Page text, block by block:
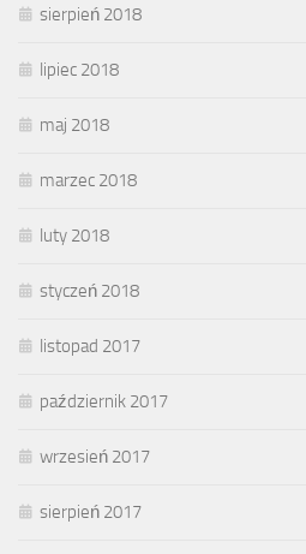
sierpień 2018
lipiec 2018
maj 2018
marzec 2018
luty 2018
styczeń 2018
listopad 2017
październik 2017
wrzesień 2017
sierpień 2017